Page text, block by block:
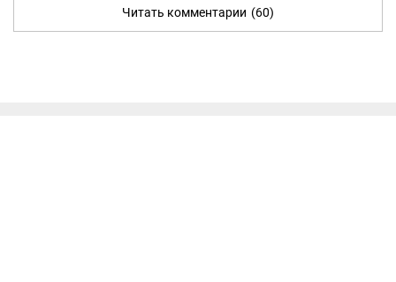
Читать комментарии (60)